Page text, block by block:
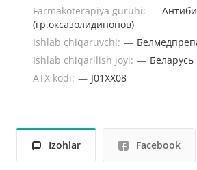
Farmakoterapiya guruhi: —
(гр.оксазолидинонов)
Ishlab chiqaruvchi: —
Ishlab chiqarilish joyi: — Беларусь
ATX kodi: — J01XX08
Izohlar Facebook